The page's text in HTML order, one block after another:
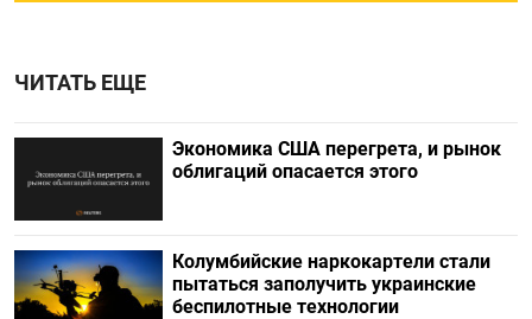
ЧИТАТЬ ЕЩЕ
Экономика США перегрета, и рынок
облигаций опасается этого
Колумбийские наркокартели стали
пытаться заполучить украинские
беспилотные технологии